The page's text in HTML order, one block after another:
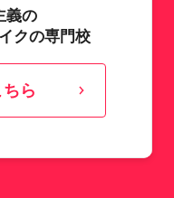
義の
クの専門校
ら